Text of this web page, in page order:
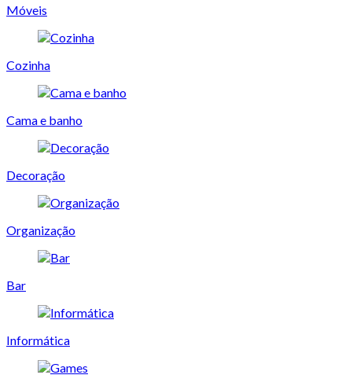
Móveis
Cozinha
Cama e banho
Decoração
Organização
Bar
Informática